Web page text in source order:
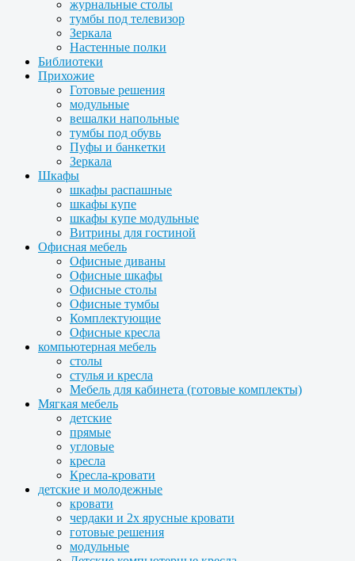
журнальные столы
тумбы под телевизор
Зеркала
Настенные полки
Библиотеки
Прихожие
Готовые решения
модульные
вешалки напольные
тумбы под обувь
Пуфы и банкетки
Зеркала
Шкафы
шкафы распашные
шкафы купе
шкафы купе модульные
Витрины для гостиной
Офисная мебель
Офисные диваны
Офисные шкафы
Офисные столы
Офисные тумбы
Комплектующие
Офисные кресла
компьютерная мебель
столы
стулья и кресла
Мебель для кабинета (готовые комплекты)
Мягкая мебель
детские
прямые
угловые
кресла
Кресла-кровати
детские и молодежные
кровати
чердаки и 2х ярусные кровати
готовые решения
модульные